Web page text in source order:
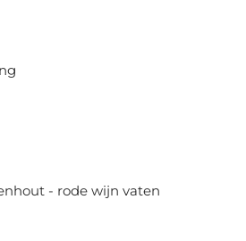
- rode wijn vaten